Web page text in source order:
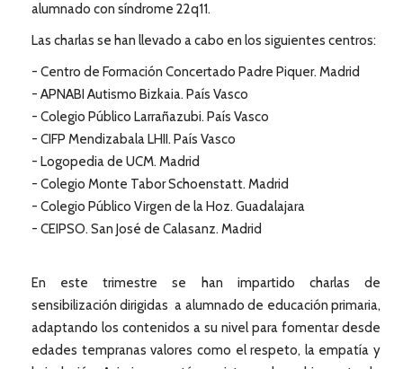
alumnado con síndrome 22q11.
Las charlas se han llevado a cabo en los siguientes centros:
- Centro de Formación Concertado Padre Piquer. Madrid
- APNABI Autismo Bizkaia. País Vasco
- Colegio Público Larrañazubi. País Vasco
- CIFP Mendizabala LHII. País Vasco
- Logopedia de UCM. Madrid
- Colegio Monte Tabor Schoenstatt. Madrid
- Colegio Público Virgen de la Hoz. Guadalajara
- CEIPSO. San José de Calasanz. Madrid
En este trimestre se han impartido charlas de
sensibilización dirigidas a alumnado de educación primaria,
adaptando los contenidos a su nivel para fomentar desde
edades tempranas valores como el respeto, la empatía y